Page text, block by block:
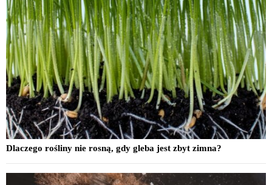
Dlaczego rośliny nie rosną, gdy gleba jest zbyt zimna?